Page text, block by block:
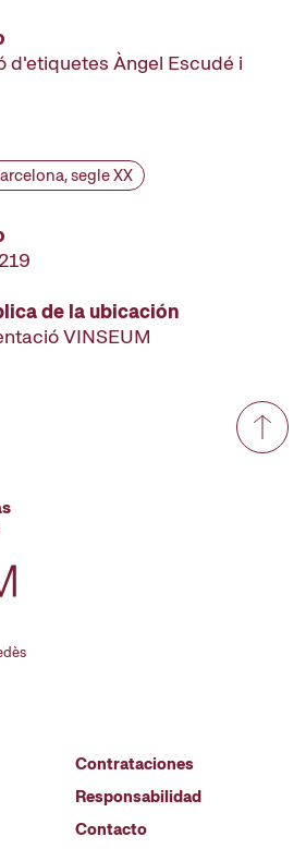
d'etiquetes Àngel Escudé i
segle XX
de la ubicación
VINSEUM
Contrataciones
Responsabilidad
Contacto